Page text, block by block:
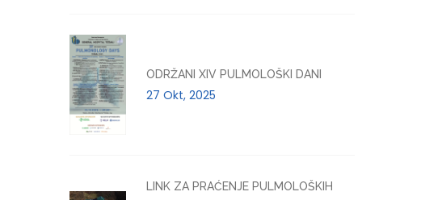
ODRŽANI XIV PULMOLOŠKI DANI
27 Okt, 2025
LINK ZA PRAĆENJE PULMOLOŠKIH